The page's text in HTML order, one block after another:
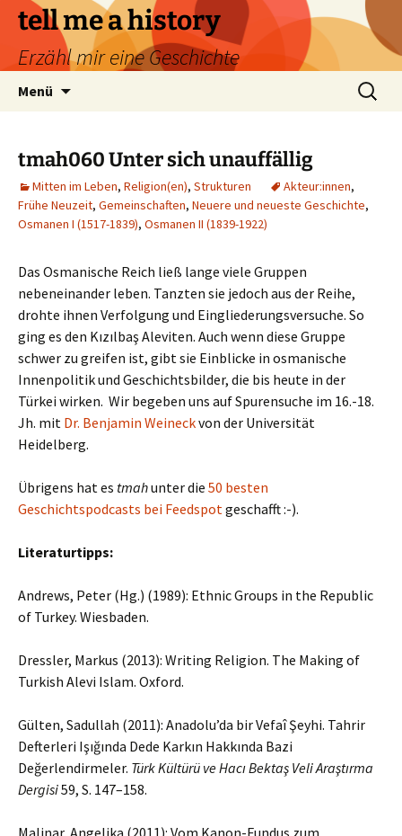
Zum
Inhalt
springen
tell me a history
Erzähl mir eine Geschichte
Menü
Suchen
nach:
tmah060 Unter sich unauffällig
Mitten im Leben, Religion(en), Strukturen Akteur:innen,
Frühe Neuzeit, Gemeinschaften, Neuere und neueste Geschichte,
Osmanen I (1517-1839), Osmanen II (1839-1922)
Das Osmanische Reich ließ lange viele Gruppen
nebeneinander leben. Tanzten sie jedoch aus der Reihe,
drohte ihnen Verfolgung und Eingliederungsversuche. So
ging es den Kızılbaş Aleviten. Auch wenn diese Gruppe
schwer zu greifen ist, gibt sie Einblicke in osmanische
Innenpolitik und Geschichtsbilder, die bis heute in der
Türkei wirken. Wir begeben uns auf Spurensuche im 16.-18.
Jh. mit Dr. Benjamin Weineckvon der Universität
Heidelberg.
Übrigens hat es tmahunter die 50 besten
Geschichtspodcasts bei Feedspotgeschafft :-).
Literaturtipps:
Andrews, Peter (Hg.) (1989): Ethnic Groups in the Republic
of Turkey. Wiesbaden.
Dressler, Markus (2013): Writing Religion. The Making of
Turkish Alevi Islam. Oxford.
Gülten, Sadullah (2011): Anadolu’da bir Vefaî Şeyhi. Tahrir
Defterleri Işığında Dede Karkın Hakkında Bazi
Değerlendirmeler. Türk Kültürü ve Hacı Bektaş Veli Araştırma
Dergisi59, S. 147–158.
Malinar, Angelika (2011): Vom Kanon-Fundus zum